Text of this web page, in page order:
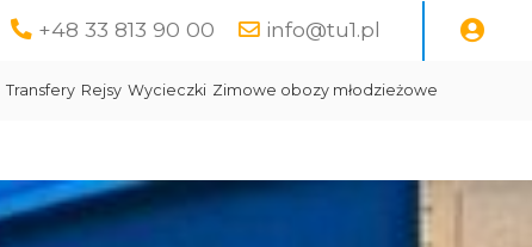
+48 33 813 90 00 info@tu1.pl
Transfery Rejsy Wycieczki Zimowe obozy młodzieżowe